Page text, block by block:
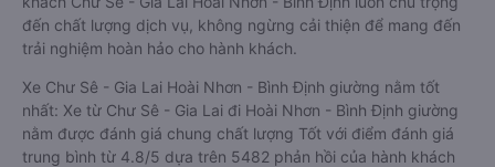
đến chất lượng dịch vụ, không ngừng cải thiện để mang đến
trải nghiệm hoàn hảo cho hành khách.
Xe Chư Sê - Gia Lai Hoài Nhơn - Bình Định giường nằm tốt
nhất: Xe từ Chư Sê - Gia Lai đi Hoài Nhơn - Bình Định giường
nằm được đánh giá chung chất lượng Tốt với điểm đánh giá
trung bình từ 4.8/5 dựa trên 5482 phản hồi của hành khách